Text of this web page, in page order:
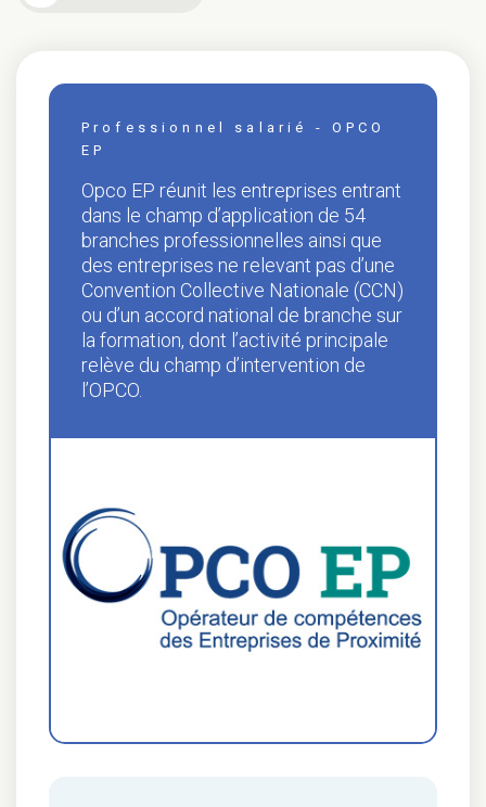
Professionnel salarié - OPCO
EP
Opco EP réunit les entreprises entrant
dans le champ d’application de 54
branches professionnelles ainsi que
des entreprises ne relevant pas d’une
Convention Collective Nationale (CCN)
ou d’un accord national de branche sur
la formation, dont l’activité principale
relève du champ d’intervention de
l’OPCO.